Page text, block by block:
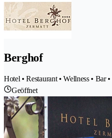
Berghof
Hotel • Restaurant • Wellness • Bar
Geöffnet